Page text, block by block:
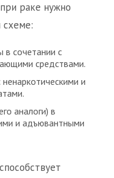
раке нужно
в сочетании с
средствами.
и
аналоги) в
и адъювантными